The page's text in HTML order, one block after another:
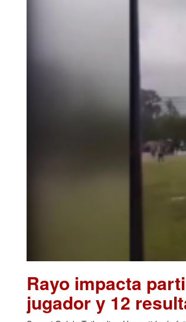
Rayo impacta
jugador y 12